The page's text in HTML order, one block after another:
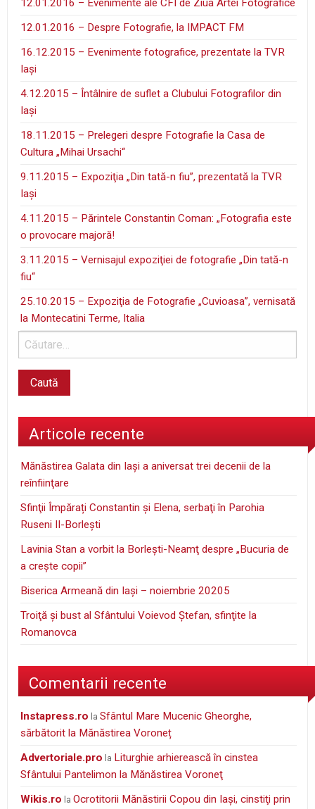
12.01.2016 – Evenimente ale CFI de Ziua Artei Fotografice
12.01.2016 – Despre Fotografie, la IMPACT FM
16.12.2015 – Evenimente fotografice, prezentate la TVR
Iaşi
4.12.2015 – Întâlnire de suflet a Clubului Fotografilor din
Iaşi
18.11.2015 – Prelegeri despre Fotografie la Casa de
Cultura „Mihai Ursachi“
9.11.2015 – Expoziţia „Din tată-n fiu”, prezentată la TVR
Iaşi
4.11.2015 – Părintele Constantin Coman: „Fotografia este
o provocare majoră!
3.11.2015 – Vernisajul expoziţiei de fotografie „Din tată-n
fiu“
25.10.2015 – Expoziţia de Fotografie „Cuvioasa”, vernisată
la Montecatini Terme, Italia
Articole recente
Mănăstirea Galata din Iaşi a aniversat trei decenii de la
reînfiinţare
Sfinţii Împărați Constantin și Elena, serbaţi în Parohia
Ruseni II-Borleşti
Lavinia Stan a vorbit la Borleşti-Neamţ despre „Bucuria de
a creşte copii”
Biserica Armeană din Iași – noiembrie 20205
Troiţă şi bust al Sfântului Voievod Ştefan, sfinţite la
Romanovca
Comentarii recente
instapress.ro laSfântul Mare Mucenic Gheorghe,
sărbătorit la Mănăstirea Voroneț
Advertoriale.pro la Liturghie arhierească în cinstea
Sfântului Pantelimon la Mănăstirea Voroneţ
wikis.ro laOcrotitorii Mănăstirii Copou din Iaşi, cinstiţi prin